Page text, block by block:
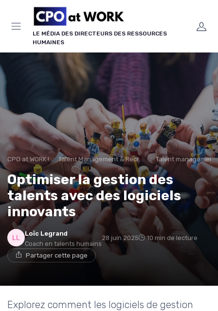
LE MÉDIA DES DIRECTEURS DES RESSOURCES
HUMAINES
CPO at WORK ! Talent Management & Recrutement Talent
Optimiser la gestion des
talents avec des logiciels
innovants
Loïc Legrand
Coach en talents humains
28 juin 2025 10 min de lecture
Partager cette page
Explorez comment les logiciels de gestion
Panneau de gestion des cookies